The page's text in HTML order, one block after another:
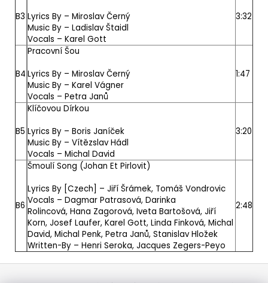
B3 Lyrics By – Miroslav Černý
Music By – Ladislav Štaidl
Vocals – Karel Gott
3:32
B4
Pracovní Šou
Lyrics By – Miroslav Černý
Music By – Karel Vágner
Vocals – Petra Janů
1:47
B5
Klíčovou Dírkou
Lyrics By – Boris Janíček
Music By – Vítězslav Hádl
Vocals – Michal David
3:20
B6
Šmoulí Song (Johan Et Pirlovit)
Lyrics By [Czech] – Jiří Šrámek, Tomáš Vondrovic
Vocals – Dagmar Patrasová, Darinka
Rolincová, Hana Zagorová, Iveta Bartošová, Jiří
Korn, Josef Laufer, Karel Gott, Linda Finková, Michal
David, Michal Penk, Petra Janů, Stanislav Hložek
Written-By – Henri Seroka, Jacques Zegers-Peyo
2:48
Z